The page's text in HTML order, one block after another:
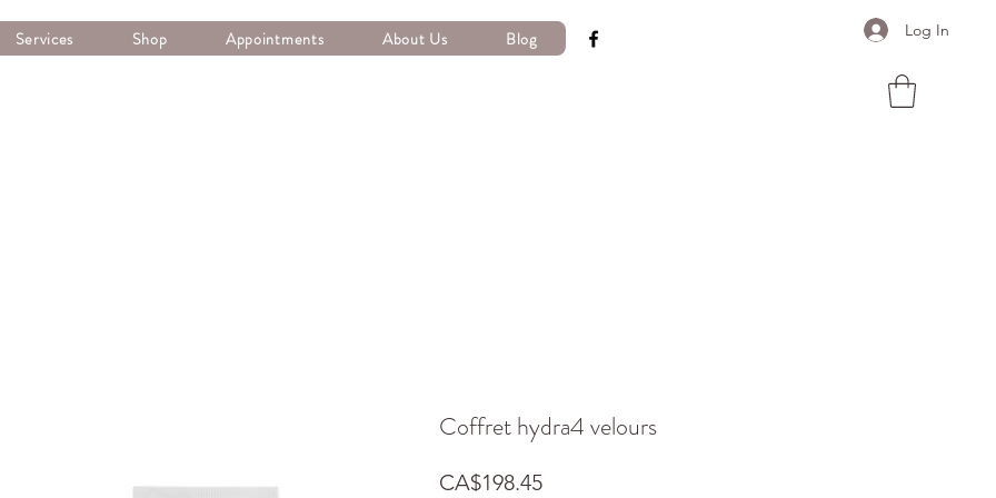
Services Shop Appointments About Us Blog Log In
Coffret hydra4 velours
CA$198.45Price